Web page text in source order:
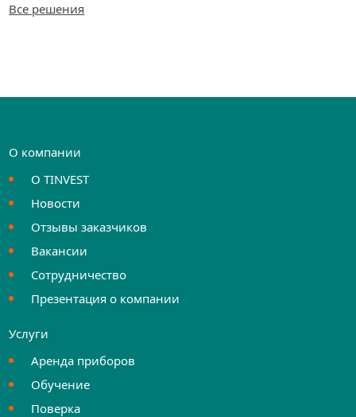
Все решения
О компании
О TINVEST
Новости
Отзывы заказчиков
Вакансии
Сотрудничество
Презентация о компании
Услуги
Аренда приборов
Обучение
Поверка